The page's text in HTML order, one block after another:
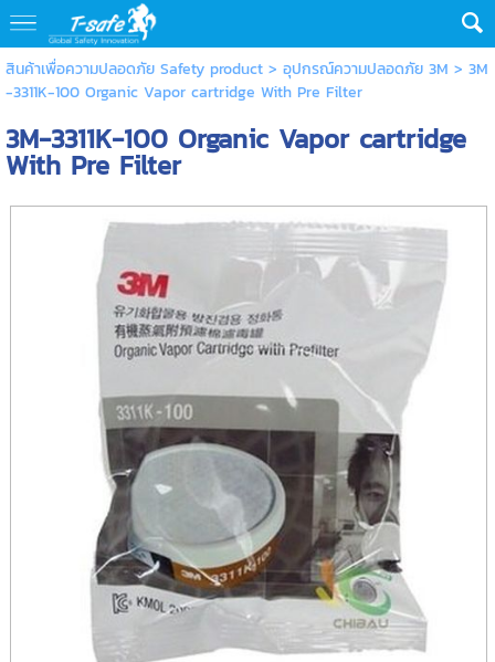
สินค้าเพื่อความปลอดภัย Safety product > อุปกรณ์ความปลอดภัย 3M > 3M
-3311K-100 Organic Vapor cartridge With Pre Filter
3M-3311K-100 Organic Vapor cartridge
With Pre Filter